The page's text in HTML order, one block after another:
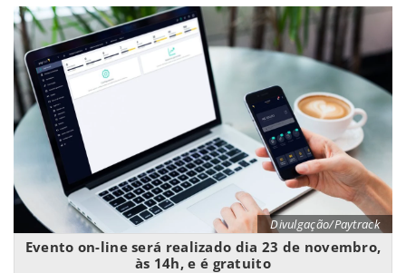
Divulgação/Paytrack
Evento on-line será realizado dia 23 de novembro,
às 14h, e é gratuito